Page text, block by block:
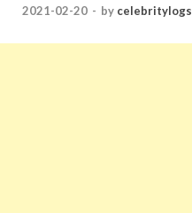
2021-02-20 - by celebritylogs